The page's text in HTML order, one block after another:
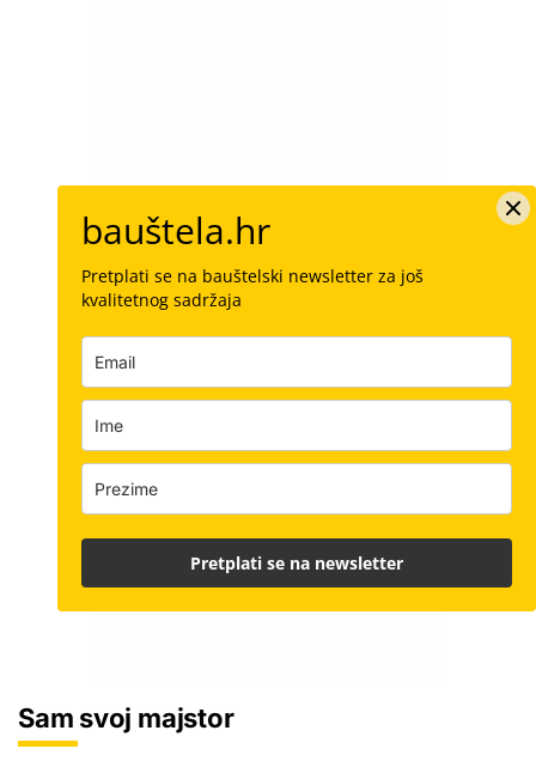
Sam svoj majstor
bauštela.hr
Pretplati se na bauštelski newsletter za još
kvalitetnog sadržaja
Pretplati se na newsletter